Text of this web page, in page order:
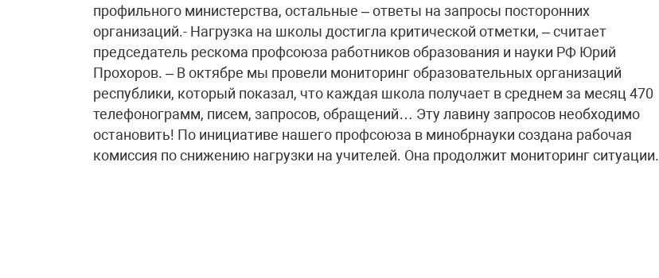
профильного министерства, остальные – ответы на запросы посторонних
организаций.- Нагрузка на школы достигла критической отметки, – считает
председатель рескома профсоюза работников образования и науки РФ Юрий
Прохоров. – В октябре мы провели мониторинг образовательных организаций
республики, который показал, что каждая школа получает в среднем за месяц 470
телефонограмм, писем, запросов, обращений… Эту лавину запросов необходимо
остановить! По инициативе нашего профсоюза в минобрнауки создана рабочая
комиссия по снижению нагрузки на учителей. Она продолжит мониторинг ситуации.